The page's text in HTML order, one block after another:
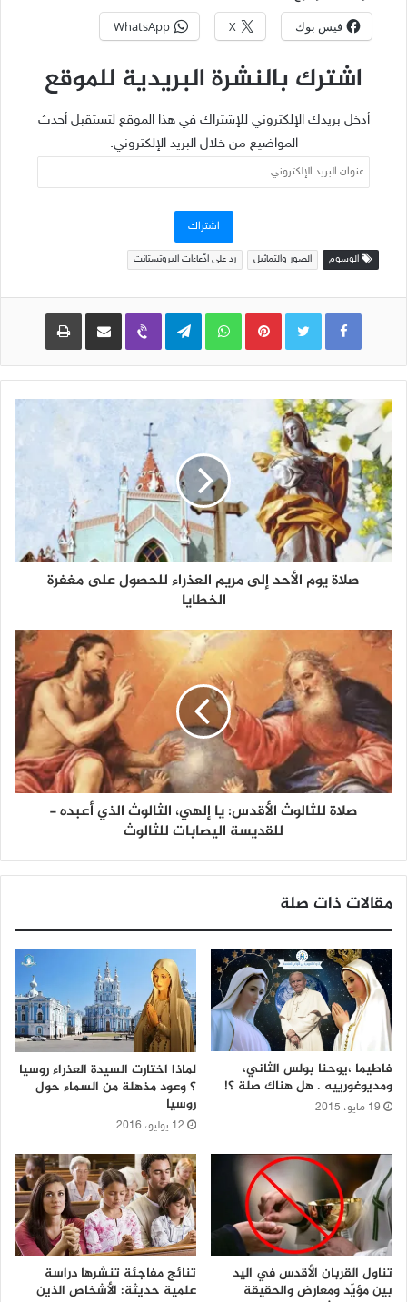
فيس بوك X
WhatsApp
اشترك بالنشرة البريدية للموقع
أدخل بريدك الإلكتروني للإشتراك في هذا الموقع لتستقبل أحدث
المواضيع من خلال البريد الإلكتروني.
عنوان
البريد
اشتراك
الوسوم الصور والتماثيل رد على ادّعاءات البروتستانت
Pinterest
WhatsApp
Telegram
Viber مشاركة عبر البريد طباعة
صلاة يوم الأحد إلى مريم العذراء للحصول على مغفرة
الخطايا
صلاة للثالوث الأقدس: يا إلهي، الثالوث الذي أعبده -
للقديسة اليصابات للثالوث
مقالات ذات صلة
فاطيما ،يوحنا بولس الثاني،
ومديوغورييه . هل هناك صلة ؟!
19 مايو، 2015
لماذا اختارت السيدة العذراء روسيا
؟ وعود مذهلة من السماء حول
روسيا
12 يوليو، 2016
تناول القربان الأقدس في اليد
بين مؤيّد ومعارض والحقيقة
تنائج مفاجئة تنشرها دراسة
علمية حديثة: الأشخاص الذين